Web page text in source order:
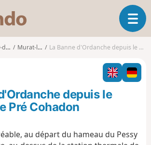
s
o
o
O
u
v
i
r
l
i
Murat-le-Quaire La Banne d'Ordanche depuis le Pessy ou le Pré Cohadon
depuis le
Pré Cohadon
au départ du hameau du Pessy